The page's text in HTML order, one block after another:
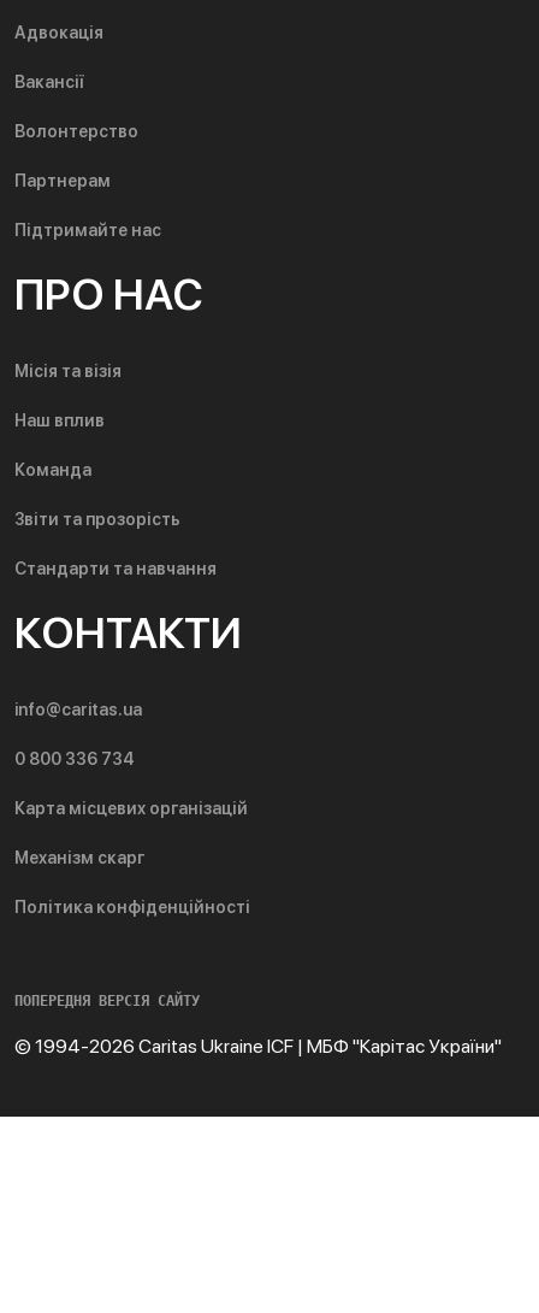
Адвокація
Вакансії
Волонтерство
Партнерам
Підтримайте нас
ПРО НАС
Місія та візія
Наш вплив
Команда
Звіти та прозорість
Стандарти та навчання
КОНТАКТИ
info@caritas.ua
0 800 336 734
Карта місцевих організацій
Механізм скарг
Політика конфіденційності
ПОПЕРЕДНЯ ВЕРСІЯ САЙТУ
© 1994-2026 Caritas Ukraine ICF | МБФ "Карітас України"